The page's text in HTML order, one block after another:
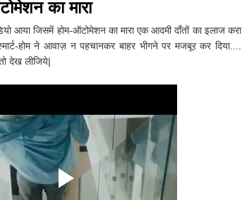
का मारा
आया जिसमें होम-ऑटोमेशन का मारा एक आदमी दाँतों का इलाज करा
होम ने आवाज़ न पहचानकर बाहर भीगने पर मजबूर कर दिया....
देख लीजिये|